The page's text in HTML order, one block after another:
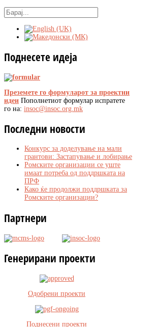
Поднесете идеја
Преземете го формуларот за проектни
идеи Пополнетиот формулар испратете
го на: insoc@insoc.org.mk
Последни новости
Конкурс за доделување на мали
грантови: Застапување и лобирање
Ромските организации се уште
имаат потреба од поддршката на
ПРФ
Како ќе продолжи поддршката за
Ромските организации?
Партнери
Генерирани проекти
Одобрени проекти
Поднесени проекти